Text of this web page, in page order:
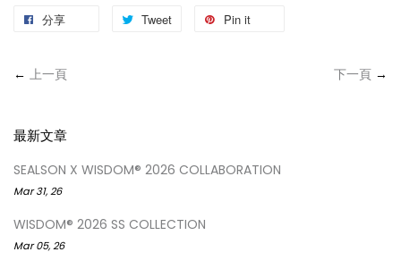
分享 Tweet Pin it
← 上一頁 下一頁 →
最新文章
SEALSON X WISDOM® 2026 COLLABORATION
Mar 31, 26
WISDOM® 2026 SS COLLECTION
Mar 05, 26